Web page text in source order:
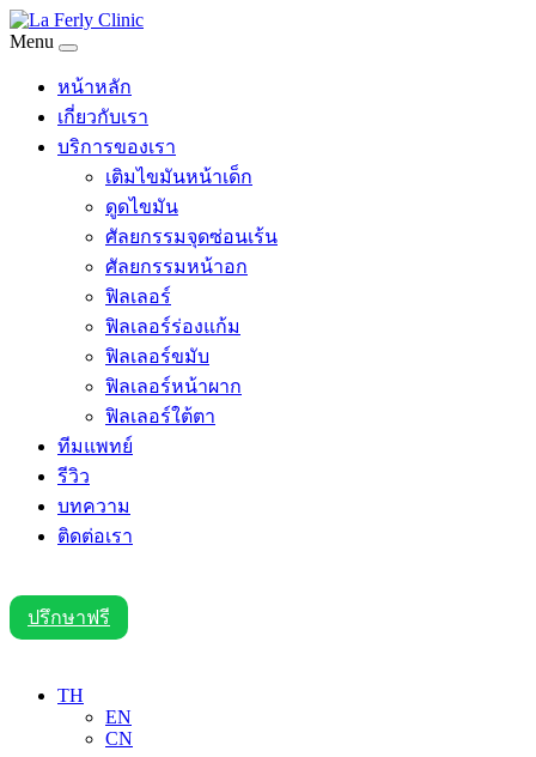
Menu
หน้าหลัก
เกี่ยวกับเรา
บริการของเรา
เติมไขมันหน้าเด็ก
ดูดไขมัน
ศัลยกรรมจุดซ่อนเร้น
ศัลยกรรมหน้าอก
ฟิลเลอร์
ฟิลเลอร์ร่องแก้ม
ฟิลเลอร์ขมับ
ฟิลเลอร์หน้าผาก
ฟิลเลอร์ใต้ตา
ทีมแพทย์
รีวิว
บทความ
ติดต่อเรา
ปรึกษาฟรี
TH
EN
CN